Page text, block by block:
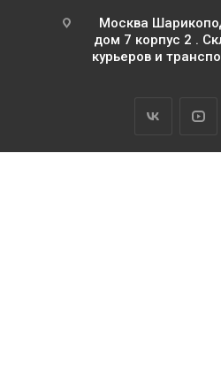
Москва
дом 7 корпус 2 .
курьеров и